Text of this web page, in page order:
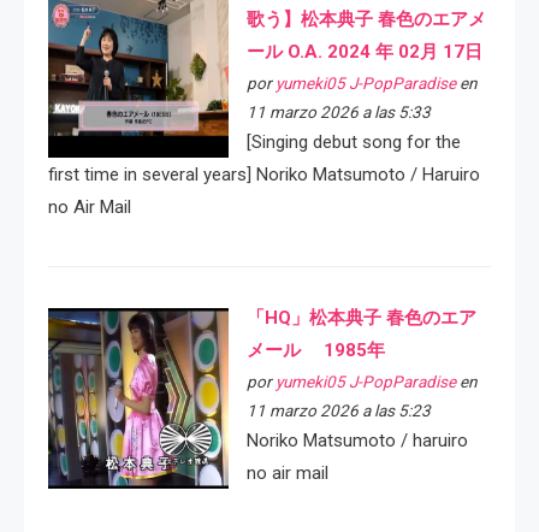
歌う】松本典子 春色のエアメ
ール O.A. 2024 年 02月 17日
por yumeki05 J-PopParadiseen
11 marzo 2026 a las 5:33
[Singing debut song for the
first time in several years] Noriko Matsumoto / Haruiro
no Air Mail
「HQ」松本典子 春色のエア
メール 1985年
por yumeki05 J-PopParadiseen
11 marzo 2026 a las 5:23
Noriko Matsumoto / haruiro
no air mail